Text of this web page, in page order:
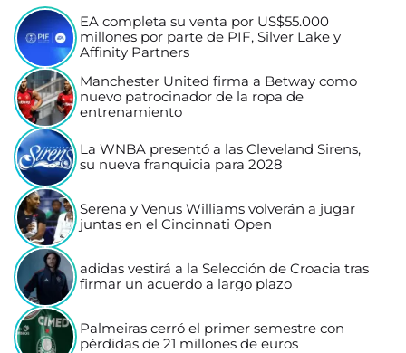
EA completa su venta por US$55.000
millones por parte de PIF, Silver Lake y
Affinity Partners
Manchester United firma a Betway como
nuevo patrocinador de la ropa de
entrenamiento
La WNBA presentó a las Cleveland Sirens,
su nueva franquicia para 2028
Serena y Venus Williams volverán a jugar
juntas en el Cincinnati Open
adidas vestirá a la Selección de Croacia tras
firmar un acuerdo a largo plazo
Palmeiras cerró el primer semestre con
pérdidas de 21 millones de euros